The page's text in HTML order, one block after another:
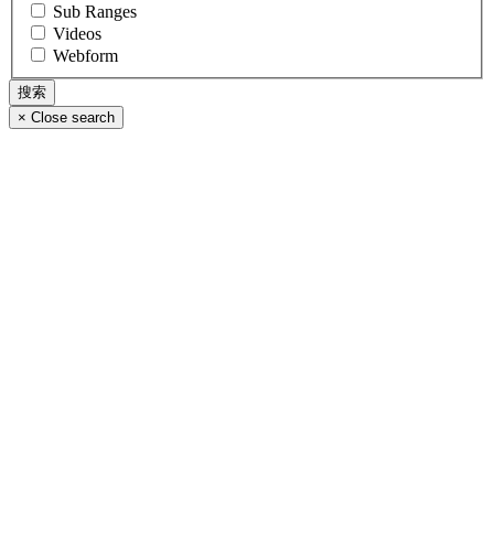
Sub Ranges
Videos
Webform
× Close search